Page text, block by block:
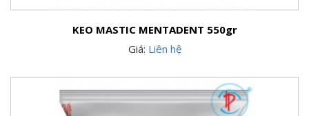
KEO MASTIC MENTADENT 550gr
Giá: Liên hệ